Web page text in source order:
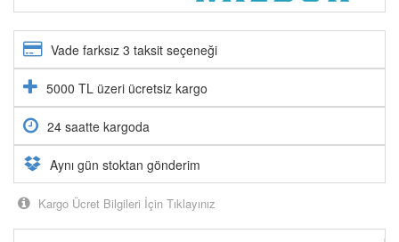
Vade farksız 3 taksit seçeneği
5000 TL üzeri ücretsiz kargo
24 saatte kargoda
Aynı gün stoktan gönderim
Kargo Ücret Bilgileri İçin Tıklayınız